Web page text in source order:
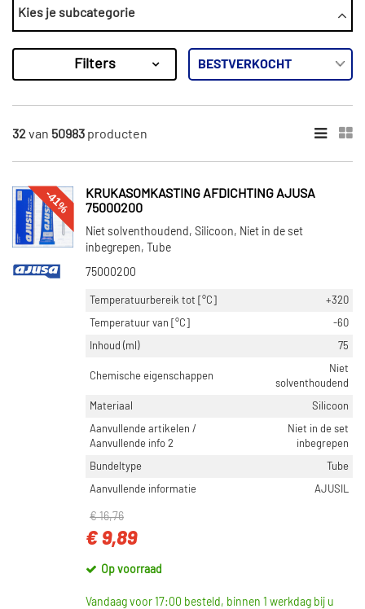
CATEGORIEËN
Bougie
Brandstofpomp
Carter pakking
Carterontluchting
×
50983Resultaten
CATEGORIEËN
Cilinderkop pakking set/kopset (7503)
Cilinderkop pakking (3613)
Kleppendekselpakking (2968)
Pakking (2797)
Aanvoerzijde (179)
Afvoerzijde (178)
Voorkant (89)
LAADTYPE
Kies je subcategorie
Filters
32van 50983 producten
-41%
KRUKASOMKASTING AFDICHTING AJUSA
75000200
Niet solventhoudend, Silicoon, Niet in de set
inbegrepen, Tube
75000200
Temperatuurbereik tot [°C]
+320
Temperatuur van [°C]
-60
Inhoud (ml)
75
Chemische eigenschappen
Niet
solventhoudend
Materiaal
Silicoon
Aanvullende artikelen /
Aanvullende info 2
Niet in de set
inbegrepen
Bundeltype
Tube
Aanvullende informatie
AJUSIL
€ 16,76
€ 9,89
Op voorraad
Vandaag voor 17:00 besteld, binnen 1 werkdag bij u